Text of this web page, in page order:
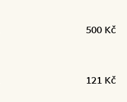
500 Kč
121 Kč